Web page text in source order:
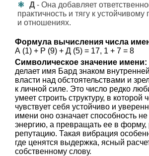
Д - Она добавляет
практичность и тягу к устойчивому
и отношениях.
Формула вычисления числа
А (1) + Р (9) + Д (5) = 17, 1 + 7 = 8
Символическое значение имени:
делает имя Бард знаком
власти над обстоятельствами и
к личной силе. Это число редко
умеет строить структуру, в которой
чувствует себя устойчиво и
имени оно означает способность
энергию, а превращать ее в форму,
репутацию. Такая вибрация
где ценятся выдержка, ясный
собственному слову.